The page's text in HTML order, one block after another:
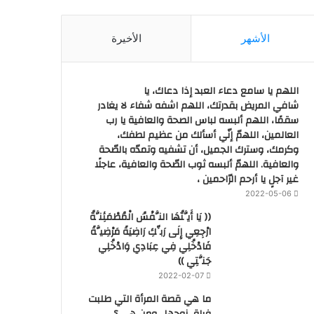
الأشهر الأخيرة
اللهم يا سامع دعاء العبد إذا دعاك، يا
شافي المريض بقدرتك، اللهم اشفه شفاء لا يغادر
سقمًا، اللهم ألبسه لباس الصحة والعافية يا رب
العالمين، اللهمّ إنّي أسألك من عظيم لطفك،
وكرمك، وسترك الجميل، أن تشفيه وتمدّه بالصّحة
والعافية. اللهمّ ألبسه ثوب الصّحة والعافية، عاجلًا
غير آجلٍ يا أرحم الرّاحمين ،
2022-05-06
(( يَا أَيَّتُهَا النَّفْسُ الْمُطْمَئِنَّةُ
ارْجِعِي إِلَى رَبِّكِ رَاضِيَةً مَرْضِيَّةً
فَادْخُلِي فِي عِبَادِي وَادْخُلِي
جَنَّتِي ))
2022-02-07
ما هي قصة المرأة التي طلبت